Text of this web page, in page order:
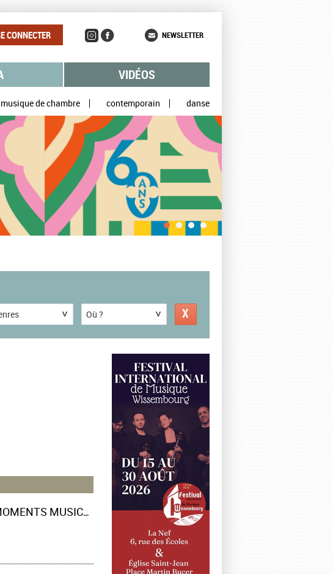
CONNECTER NEWSLETTER
VIDÉOS
musique de chambre contemporain danse
Où ?
L'ÉTÉ DU BATEAU IVRE [NANCYPHONIES, 15 JUILLET ; MOMENTS MUSICAUX DE LA BAIE DU MONT SAINT-MICHEL, 10-14 AOÛT ; FESTIVAL DE GARGILESSE, 23 AOÛT] – LES JOURS HEUREUX